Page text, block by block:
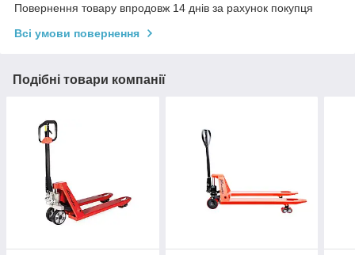
Повернення товару впродовж 14 днів за рахунок покупця
Всі умови повернення
Подібні товари компанії